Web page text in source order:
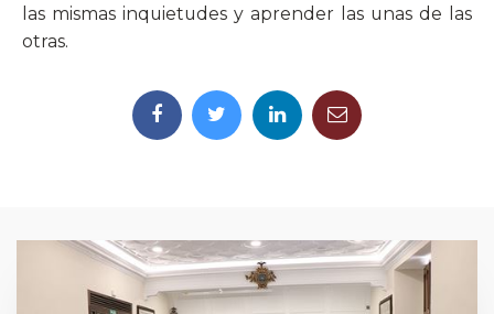
las mismas inquietudes y aprender las unas de las
otras.